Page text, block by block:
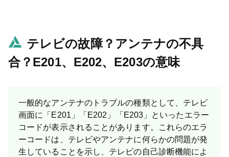
テレビの故障？アンテナの不具
合？E201、E202、E203の意味
一般的なアンテナのトラブルの種類として、テレビ
画面に「E201」「E202」「E203」といったエラー
コードが表示されることがあります。これらのエラ
ーコードは、テレビやアンテナに何らかの問題が発
生していることを示し、テレビの自己診断機能によ